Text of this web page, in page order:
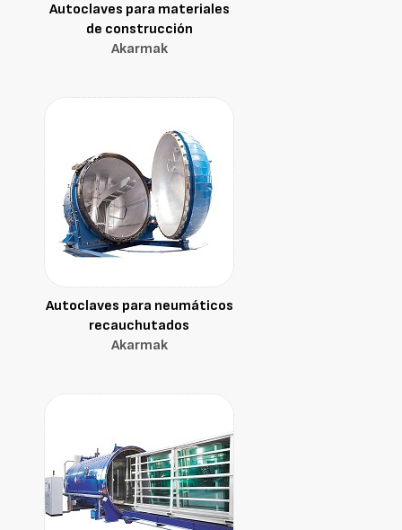
Autoclaves para materiales
de construcción
Akarmak
Autoclaves para neumáticos
recauchutados
Akarmak